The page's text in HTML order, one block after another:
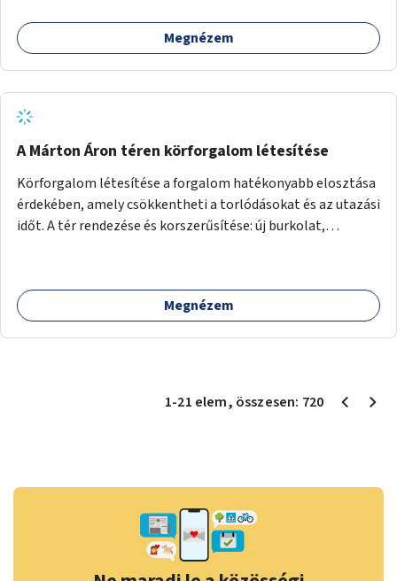
Megnézem
A Márton Áron téren körforgalom létesítése
Körforgalom létesítése a forgalom hatékonyabb elosztása
érdekében, amely csökkentheti a torlódásokat és az utazási
időt. A tér rendezése és korszerűsítése: új burkolat,
időznek.
Megnézem
1-21 elem, összesen: 720